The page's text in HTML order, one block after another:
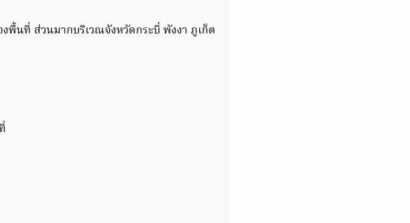
พื้นที่ ส่วนมากบริเวณจังหวัดกระบี่ พังงา ภูเก็ต